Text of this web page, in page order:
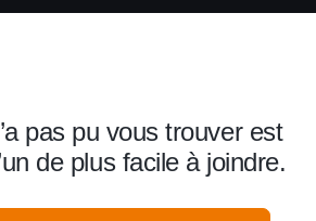
pas pu vous trouver est
de plus facile à joindre.